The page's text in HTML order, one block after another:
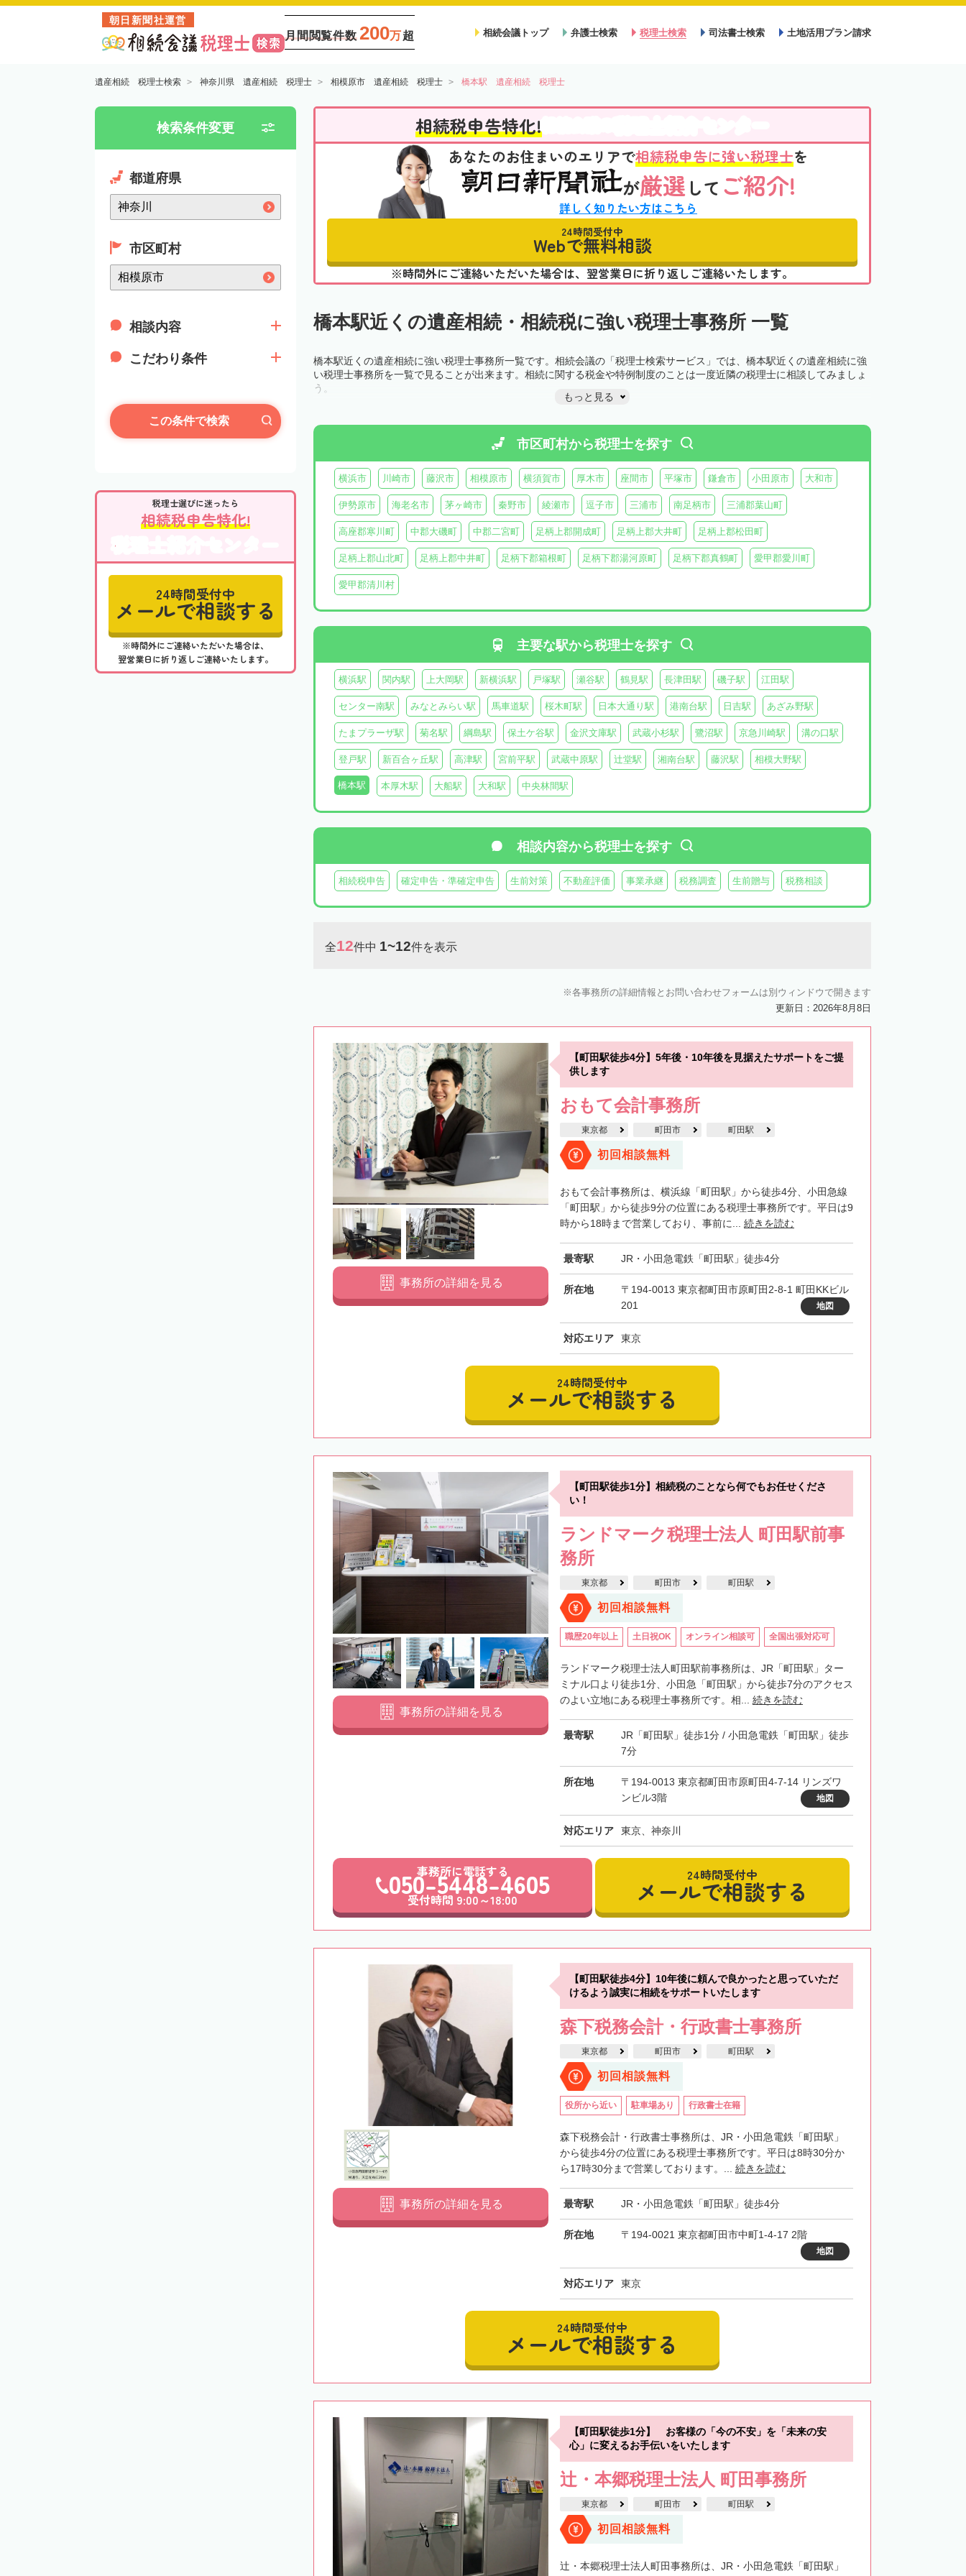
朝日新聞社運営
月間閲覧件数 200万超 相続会議トップ 弁護士検索 税理士検索 司法書士検索 土地活用プラン請求
遺産相続 税理士検索 神奈川県 遺産相続 税理士 相模原市 遺産相続 税理士 橋本駅 遺産相続 税理士
検索条件変更
都道府県
市区町村
相談内容
こだわり条件
この条件で検索
税理士選びに迷ったら
相続税申告特化!
税理士紹介センター
24時間受付中
メールで相談する
※時間外にご連絡いただいた場合は、
翌営業日に折り返しご連絡いたします。
相続税申告特化!
あなたのお住まいのエリアで相続税申告に強い税理士を
が厳選 して ご紹介!
詳しく知りたい方はこちら
24時間受付中
Webで無料相談
※時間外にご連絡いただいた場合は、翌営業日に折り返しご連絡いたします。
橋本駅近くの遺産相続・相続税に強い税理士事務所 一覧
橋本駅近くの遺産相続に強い税理士事務所一覧です。相続会議の「税理士検索サービス」では、橋本駅近くの遺産相続に強
い税理士事務所を一覧で見ることが出来ます。相続に関する税金や特例制度のことは一度近隣の税理士に相談してみましょ
う。
もっと見る
市区町村から税理士を探す
横浜市 川崎市 藤沢市 相模原市 横須賀市 厚木市 座間市 平塚市 鎌倉市 小田原市 大和市
伊勢原市 海老名市 茅ヶ崎市 秦野市 綾瀬市 逗子市 三浦市 南足柄市 三浦郡葉山町
高座郡寒川町 中郡大磯町 中郡二宮町 足柄上郡開成町 足柄上郡大井町 足柄上郡松田町
足柄上郡山北町 足柄上郡中井町 足柄下郡箱根町 足柄下郡湯河原町 足柄下郡真鶴町 愛甲郡愛川町
愛甲郡清川村
主要な駅から税理士を探す
横浜駅 関内駅 上大岡駅 新横浜駅 戸塚駅 瀬谷駅 鶴見駅 長津田駅 磯子駅 江田駅
センター南駅 みなとみらい駅 馬車道駅 桜木町駅 日本大通り駅 港南台駅 日吉駅 あざみ野駅
たまプラーザ駅 菊名駅 綱島駅 保土ケ谷駅 金沢文庫駅 武蔵小杉駅 鷺沼駅 京急川崎駅 溝の口駅
登戸駅 新百合ヶ丘駅 高津駅 宮前平駅 武蔵中原駅 辻堂駅 湘南台駅 藤沢駅 相模大野駅
橋本駅 本厚木駅 大船駅 大和駅 中央林間駅
相談内容から税理士を探す
相続税申告 確定申告・準確定申告 生前対策 不動産評価 事業承継 税務調査 生前贈与 税務相談
全12件中 1~12件を表示
各事務所の詳細情報とお問い合わせフォームは別ウィンドウで開きます
更新日：2026年8月8日
【町田駅徒歩4分】5年後・10年後を見据えたサポートをご提
供します
おもて会計事務所
東京都 町田市 町田駅
初回相談無料
おもて会計事務所は、横浜線「町田駅」から徒歩4分、小田急線
「町田駅」から徒歩9分の位置にある税理士事務所です。平日は9
時から18時まで営業しており、事前に... 続きを読む
最寄駅 JR・小田急電鉄「町田駅」徒歩4分
所在地
〒194-0013 東京都町田市原町田2-8-1 町田KKビル
201
地図
対応エリア 東京
事務所の詳細を見る
24時間受付中
メールで相談する
【町田駅徒歩1分】相続税のことなら何でもお任せくださ
い！
ランドマーク税理士法人 町田駅前事
務所
東京都 町田市 町田駅
初回相談無料
職歴20年以上 土日祝OK オンライン相談可 全国出張対応可
ランドマーク税理士法人町田駅前事務所は、JR「町田駅」ター
ミナル口より徒歩1分、小田急「町田駅」から徒歩7分のアクセス
のよい立地にある税理士事務所です。相... 続きを読む
最寄駅
JR「町田駅」徒歩1分 / 小田急電鉄「町田駅」徒歩
7分
所在地
〒194-0013 東京都町田市原町田4-7-14 リンズワ
ンビル3階
地図
対応エリア 東京、神奈川
事務所の詳細を見る
事務所に電話する
050-5448-4605
受付時間 9:00～18:00
24時間受付中
メールで相談する
【町田駅徒歩4分】10年後に頼んで良かったと思っていただ
けるよう誠実に相続をサポートいたします
森下税務会計・行政書士事務所
東京都 町田市 町田駅
初回相談無料
役所から近い 駐車場あり 行政書士在籍
森下税務会計・行政書士事務所は、JR・小田急電鉄「町田駅」
から徒歩4分の位置にある税理士事務所です。平日は8時30分か
ら17時30分まで営業しております。... 続きを読む
最寄駅 JR・小田急電鉄「町田駅」徒歩4分
所在地 〒194-0021 東京都町田市中町1-4-17 2階
地図
対応エリア 東京
事務所の詳細を見る
24時間受付中
メールで相談する
【町田駅徒歩1分】 お客様の「今の不安」を「未来の安
心」に変えるお手伝いをいたします
辻・本郷税理士法人 町田事務所
東京都 町田市 町田駅
初回相談無料
辻・本郷税理士法人町田事務所は、JR・小田急電鉄「町田駅」